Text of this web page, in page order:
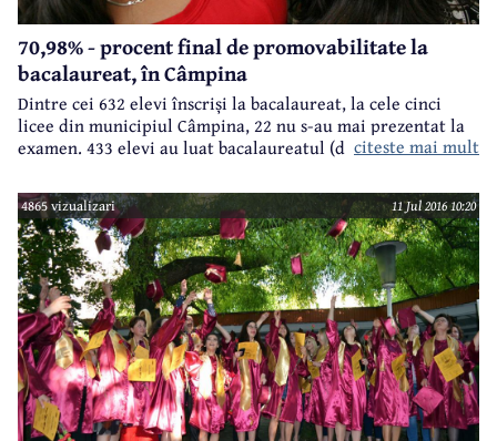
70,98% - procent final de promovabilitate la
bacalaureat, în Câmpina
Dintre cei 632 elevi înscriși la bacalaureat, la cele cinci
licee din municipiul Câmpina, 22 nu s-au mai prezentat la
examen. 433 elevi au luat bacalaureatul (dintre care șapte
să le permită promovarea examenului. Astfel, procentul
final de promovabilitate este 70,98%, cu aproape 5% mai
mic decât cel de anul trecut.
citeste mai mult
4865 vizualizari 11 Jul 2016 10:20